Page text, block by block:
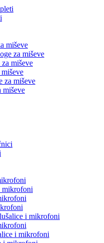
miševe
za miševe
miševe
za miševe
miševe
mikrofoni
i mikrofoni
i mikrofoni